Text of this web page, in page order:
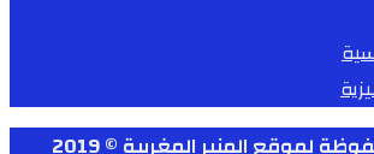
لموقع المنبر المغربية © 2019